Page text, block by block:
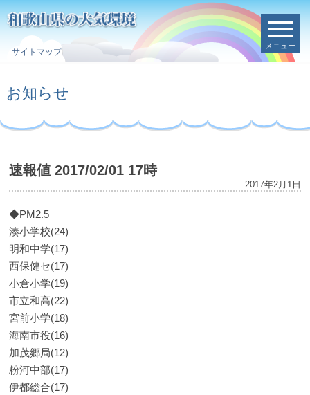
サイトマップ
メニュー
お知らせ
速報値 2017/02/01 17時
2017年2月1日
◆PM2.5
湊小学校(24)
明和中学(17)
西保健セ(17)
小倉小学(19)
市立和高(22)
宮前小学(18)
海南市役(16)
加茂郷局(12)
粉河中部(17)
伊都総合(17)